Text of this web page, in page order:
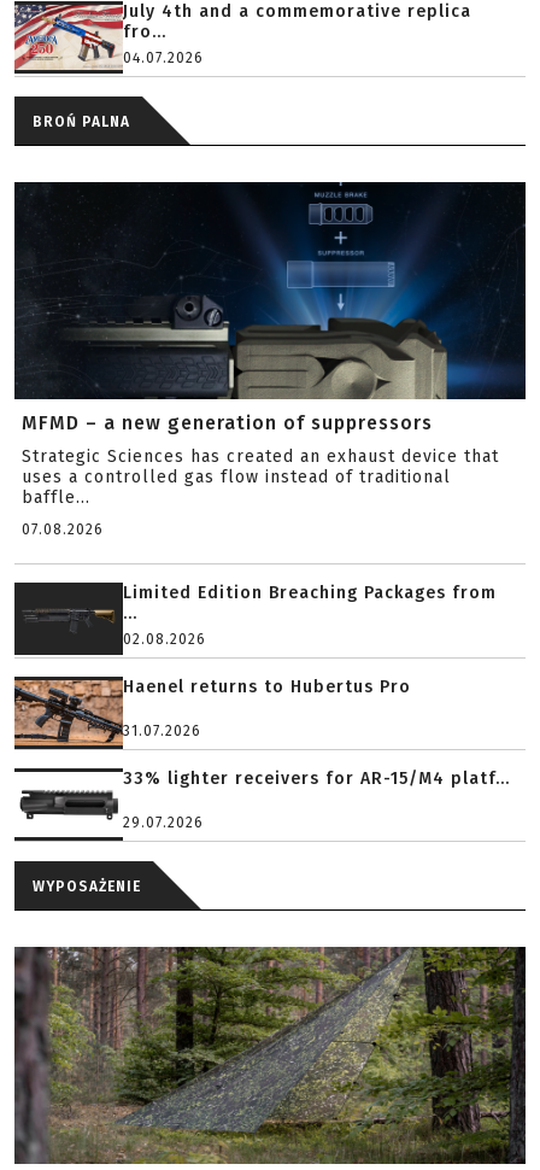
July 4th and a commemorative replica
fro...
04.07.2026
BROŃ PALNA
MFMD – a new generation of suppressors
Strategic Sciences has created an exhaust device that
uses a controlled gas flow instead of traditional
baffle...
07.08.2026
Limited Edition Breaching Packages from
...
02.08.2026
Haenel returns to Hubertus Pro
31.07.2026
33% lighter receivers for AR-15/M4 platf...
29.07.2026
WYPOSAŻENIE